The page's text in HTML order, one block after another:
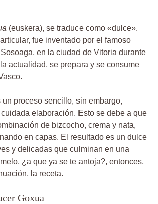
(euskera), se traduce como «dulce».
fue inventado por el famoso
en la ciudad de Vitoria durante
actualidad, se prepara y se consume
un proceso sencillo, sin embargo,
elaboración. Esto se debe a que
de bizcocho, crema y nata,
en capas. El resultado es un dulce
y delicadas que culminan en una
¿a que ya se te antoja?, entonces,
la receta.
Goxua